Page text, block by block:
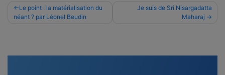
Navigation
de
Le point : la matérialisation du
néant ? par Léonel Beudin
Je suis de Sri Nisargadatta
Maharaj